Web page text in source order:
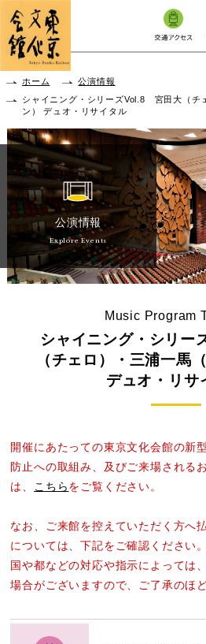
本文へ移動
ホーム
公演情報
シャイニング・シリーズVol.8 宮田大（チ
ン） デュオ・リサイタル
公演情報
Explore Events
Music Program
シャイニング・シリ
（チェロ）・三浦一馬
デュオ・リサ
開催にあたっての東京文化会館の新
防止への取組み、及びご来場される
は、
こちらをご覧ください。
なお、ご来館を控えていただく方へ
については、下記をご確認ください。
国や都などの対応や指示によっては
場合がございますので、ご了承のほ